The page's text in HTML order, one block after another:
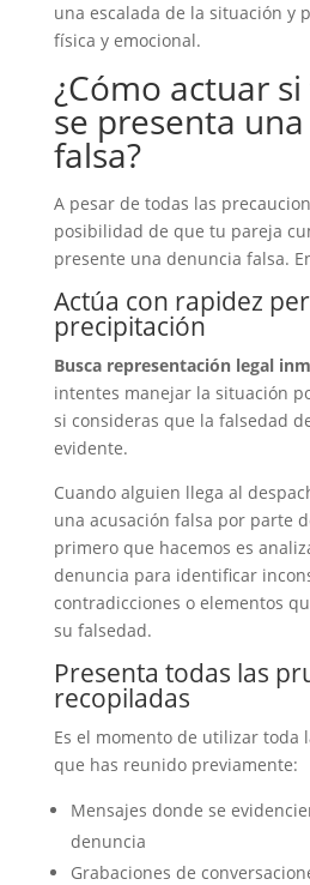
una escalada de la situación y
física y emocional.
¿Cómo actuar
se presenta
falsa?
A pesar de todas las
posibilidad de que tu pareja
presente una denuncia falsa.
Actúa con rapidez
precipitación
Busca representación legal
intentes manejar la situación
si consideras que la falsedad
evidente.
Cuando alguien llega al
una acusación falsa por parte
primero que hacemos es
denuncia para identificar
contradicciones o elementos
su falsedad.
Presenta todas las
recopiladas
Es el momento de utilizar toda
que has reunido previamente:
Mensajes donde se
denuncia
Grabaciones de